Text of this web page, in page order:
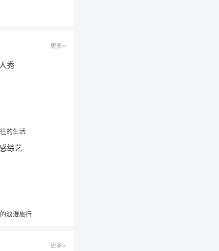
更多>
的生活
浪漫旅行
更多>